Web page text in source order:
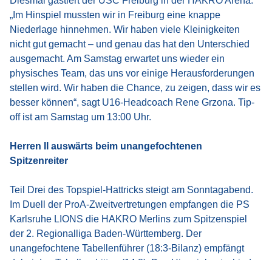
„Im Hinspiel mussten wir in Freiburg eine knappe
Niederlage hinnehmen. Wir haben viele Kleinigkeiten
nicht gut gemacht – und genau das hat den Unterschied
ausgemacht. Am Samstag erwartet uns wieder ein
physisches Team, das uns vor einige Herausforderungen
stellen wird. Wir haben die Chance, zu zeigen, dass wir es
besser können“, sagt U16-Headcoach Rene Grzona. Tip-
off ist am Samstag um 13:00 Uhr.
Herren II auswärts beim unangefochtenen
Spitzenreiter
Teil Drei des Topspiel-Hattricks steigt am Sonntagabend.
Im Duell der ProA-Zweitvertretungen empfangen die PS
Karlsruhe LIONS die HAKRO Merlins zum Spitzenspiel
der 2. Regionalliga Baden-Württemberg. Der
unangefochtene Tabellenführer (18:3-Bilanz) empfängt